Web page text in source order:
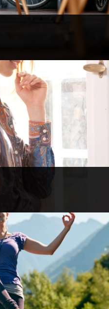
| Branding mit
| Corporate